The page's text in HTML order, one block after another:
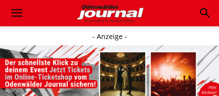
- Anzeige -